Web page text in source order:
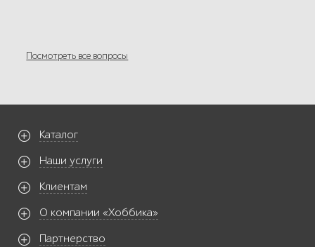
Посмотреть все вопросы
Каталог
Наши услуги
Клиентам
О компании «Хоббика»
Партнерство